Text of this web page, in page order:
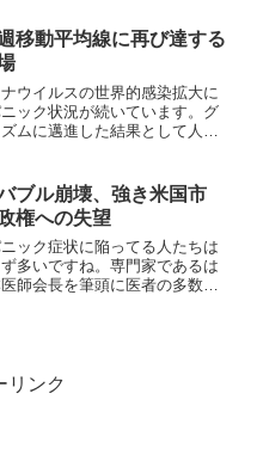
で日経平均６００...
移動平均線に再び達する
ウイルスの世界的感染拡大に
ック状況が続いています。グ
ムに邁進した結果として人類
めていますが、市場は素直に
ています。節目...
ブル崩壊、強き米国市
権への失望
ック症状に陥ってる人たちは
多いですね。専門家であるは
師会長を筆頭に医者の多数派
リンク